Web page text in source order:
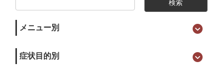
メニュー別
症状目的別